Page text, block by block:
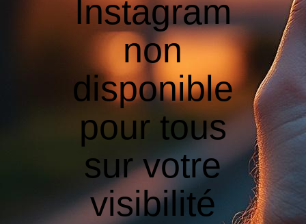
Instagram
non
disponible
pour tous
sur votre
visibilité